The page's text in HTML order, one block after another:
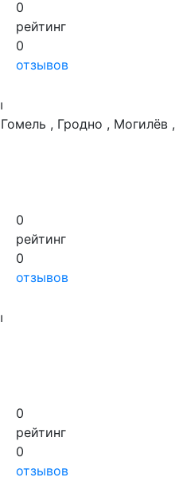
0
рейтинг
0
отзывов
, Гродно , Могилёв ,
0
рейтинг
0
отзывов
0
рейтинг
0
отзывов